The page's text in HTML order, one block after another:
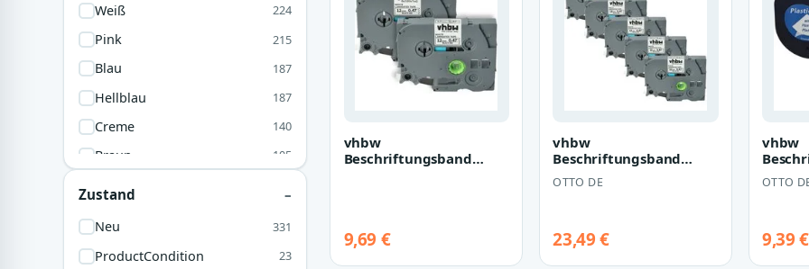
Weiß 224
Pink 215
Blau 187
Hellblau 187
Creme 140
Braun 105
Zustand
Neu 331
ProductCondition 23
vhbw
Beschriftungsband
9,69 €
vhbw
Beschriftungsband
Ersatz für Brother TZE-
231, TZ-231 für
OTTO DE
23,49 €
vhbw
OTTO
9,39 €